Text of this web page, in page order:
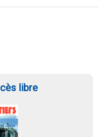
libre